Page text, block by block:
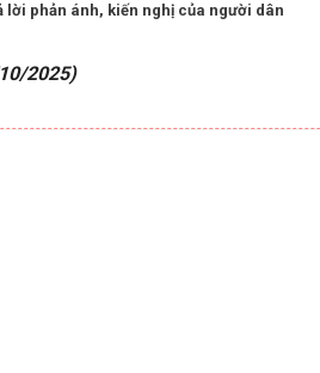
lời phản ánh, kiến nghị của người dân
2025)